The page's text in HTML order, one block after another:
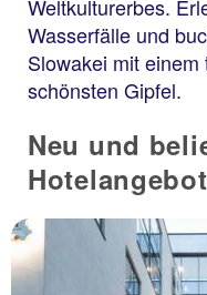
Weltkulturerbes.
Wasserfälle und
Slowakei mit
schönsten Gipfel.
Neu und